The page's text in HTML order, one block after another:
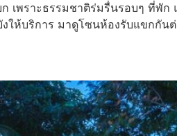
เพราะธรรมชาติร่มรื่นรอบๆ ที่พัก
งให้บริการ มาดูโซนห้องรับแขกกัน